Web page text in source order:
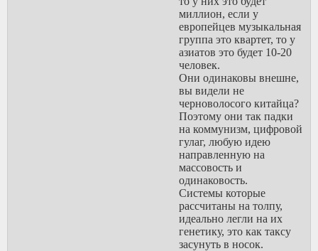
убивали друг друга
отбирая нужных.
Сначала группа на
группа,
затем племенем,
альянсом племён,
поселениями, городами,
менялся вожак -
менялись и правила
отбора, кто не с нами -
тот враг. Единственное
что оставалось
неизменным
это требование в
подчинении, оставить
свою индивидуальность
ради интересов группы.
Проделав такую резню
100, 1000, 10000 раз
миллион, если у
европейцев музыкальная
группа это квартет, то у
азиатов это будет 10-20
человек.
Они одинаковы внешне,
вы видели не
черноволосого китайца?
Поэтому они так падки
на коммунизм, цифровой
гулаг, любую идею
направленную на
массовость и
одинаковость.
Системы которые
рассчитаны на толпу,
идеально легли на их
генетику, это как таксу
засунуть в носок.